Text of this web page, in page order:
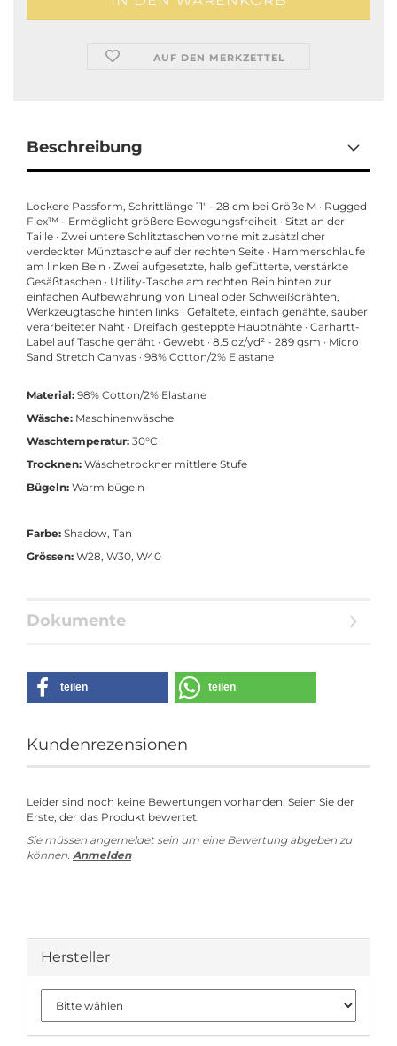
AUF DEN MERKZETTEL
Beschreibung
Lockere Passform, Schrittlänge 11" - 28 cm bei Größe M · Rugged
Flex™ - Ermöglicht größere Bewegungsfreiheit · Sitzt an der
Taille · Zwei untere Schlitztaschen vorne mit zusätzlicher
verdeckter Münztasche auf der rechten Seite · Hammerschlaufe
am linken Bein · Zwei aufgesetzte, halb gefütterte, verstärkte
Gesäßtaschen · Utility-Tasche am rechten Bein hinten zur
einfachen Aufbewahrung von Lineal oder Schweißdrähten,
Werkzeugtasche hinten links · Gefaltete, einfach genähte, sauber
verarbeiteter Naht · Dreifach gesteppte Hauptnähte · Carhartt-
Label auf Tasche genäht · Gewebt · 8.5 oz/yd² - 289 gsm · Micro
Sand Stretch Canvas · 98% Cotton/2% Elastane
Material: 98% Cotton/2% Elastane
Wäsche: Maschinenwäsche
Waschtemperatur: 30°C
Trocknen: Wäschetrockner mittlere Stufe
Bügeln: Warm bügeln
Farbe: Shadow, Tan
Grössen: W28, W30, W40
Dokumente
teilen teilen
Kundenrezensionen
Leider sind noch keine Bewertungen vorhanden. Seien Sie der
Erste, der das Produkt bewertet.
Sie müssen angemeldet sein um eine Bewertung abgeben zu
können. Anmelden
Hersteller